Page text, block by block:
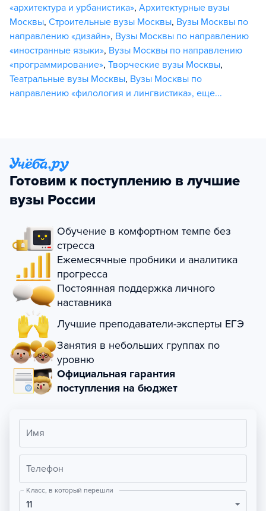
«архитектура и урбанистика», Архитектурные вузы
Москвы, Строительные вузы Москвы, Вузы Москвы по
направлению «дизайн», Вузы Москвы по направлению
«иностранные языки», Вузы Москвы по направлению
«программирование», Творческие вузы Москвы,
Театральные вузы Москвы, Вузы Москвы по
направлению «филология и лингвистика», еще...
Готовим к поступлению в лучшие
вузы России
Обучение в комфортном темпе без
стресса
Ежемесячные пробники и аналитика
прогресса
Постоянная поддержка личного
наставника
Лучшие преподаватели-эксперты ЕГЭ
Занятия в небольших группах по
уровню
Официальная гарантия
поступления на бюджет
Имя
Телефон
Класс, в который перешли
11